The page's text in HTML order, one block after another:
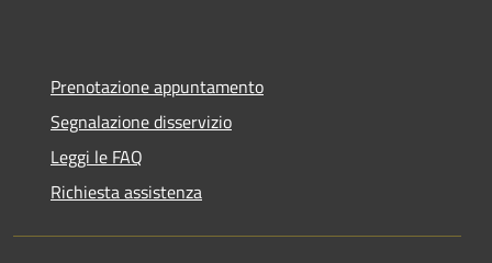
Prenotazione appuntamento
Segnalazione disservizio
Leggi le FAQ
Richiesta assistenza